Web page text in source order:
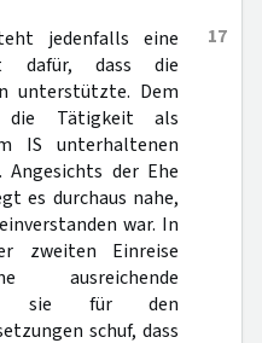
17
jedenfalls eine
dafür, dass die
unterstützte. Dem
die Tätigkeit als
IS unterhaltenen
Angesichts der Ehe
es durchaus nahe,
war. In
zweiten Einreise
sie für den
schuf, dass